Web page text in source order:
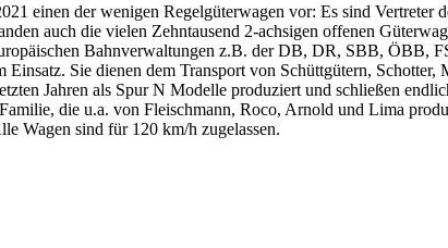
einen der wenigen Regelgüterwagen vor: Es sind
auch die vielen Zehntausend 2-achsigen offenen
Bahnverwaltungen z.B. der DB, DR, SBB, ÖBB,
Einsatz. Sie dienen dem Transport von Schüttgütern,
Jahren als Spur N Modelle produziert und schließen
die u.a. von Fleischmann, Roco, Arnold und Lima
Wagen sind für 120 km/h zugelassen.